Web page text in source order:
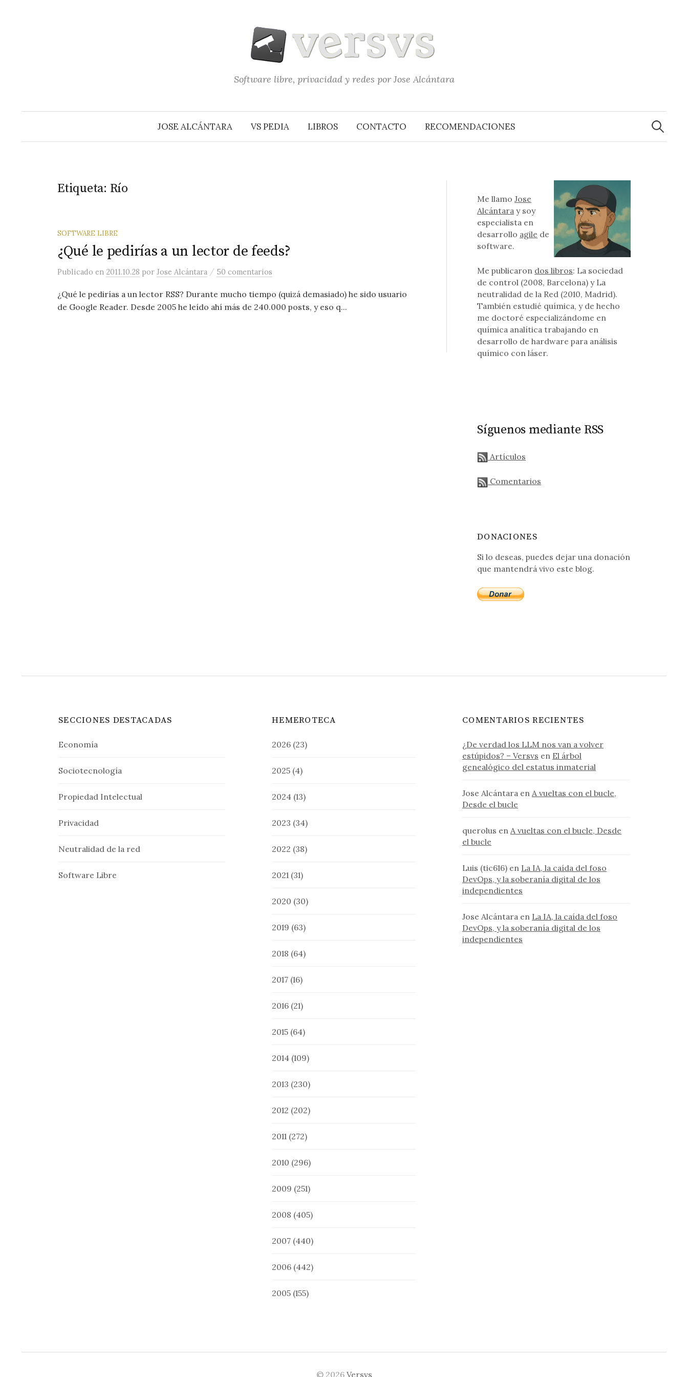
Software libre, privacidad y redes por Jose Alcántara
JOSE ALCÁNTARA VS PEDIA LIBROS CONTACTO RECOMENDACIONES
Buscar:
Etiqueta: Río
SOFTWARE LIBRE
¿Qué le pedirías a un lector de feeds?
Publicado en 2011.10.28 por Jose Alcántara / 50 comentarios
¿Qué le pedirías a un lector RSS? Durante mucho tiempo (quizá demasiado) he sido usuario
de Google Reader. Desde 2005 he leído ahí más de 240.000 posts, y eso q...
Me llamoJose
Alcántara y soy
especialista en
desarrollo agile de
software.
Me publicaron dos libros: La sociedad
de control (2008, Barcelona) y La
neutralidad de la Red (2010, Madrid).
También estudié química, y de hecho
me doctoré especializándome en
química analítica trabajando en
desarrollo de hardware para análisis
químico con láser.
Síguenos mediante RSS
Artículos
Comentarios
DONACIONES
Si lo deseas, puedes dejar una donación
que mantendrá vivo este blog.
SECCIONES DESTACADAS
Economía
Sociotecnología
Propiedad Intelectual
Privacidad
Neutralidad de la red
Software Libre
HEMEROTECA
2026 (23)
2025 (4)
2024 (13)
2023 (34)
2022 (38)
2021 (31)
2020 (30)
2019 (63)
2018 (64)
2017 (16)
2016 (21)
2015 (64)
2014 (109)
2013 (230)
2012 (202)
2011 (272)
2010 (296)
2009 (251)
2008 (405)
2007 (440)
2006 (442)
2005 (155)
COMENTARIOS RECIENTES
¿De verdad los LLM nos van a volver
estúpidos? – Versvs en El árbol
genealógico del estatus inmaterial
Jose Alcántara en A vueltas con el bucle,
Desde el bucle
querolus en A vueltas con el bucle, Desde
el bucle
Luis (tic616) en La IA, la caída del foso
DevOps, y la soberanía digital de los
independientes
Jose Alcántara en La IA, la caída del foso
DevOps, y la soberanía digital de los
independientes
© 2026 Versvs